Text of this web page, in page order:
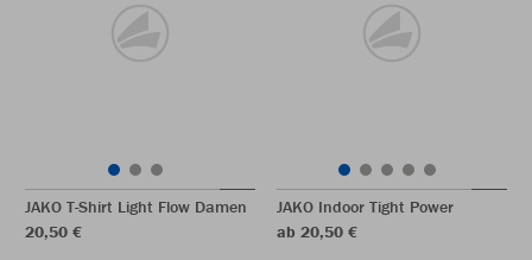
JAKO T-Shirt Light Flow Damen
20,50 €
JAKO Indoor Tight Power
ab 20,50 €